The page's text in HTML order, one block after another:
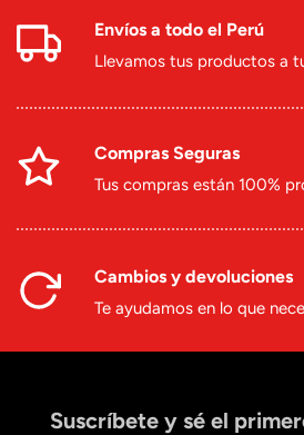
Envíos a todo el Perú
Llevamos tus productos a
Compras Seguras
Tus compras están 100%
Cambios y devoluciones
Te ayudamos en lo que
Suscríbete y sé el